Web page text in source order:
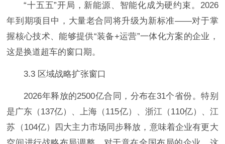
“十五五”开局，新能源、智能化成为硬约束。2026
年到期项目中，大量老合同将升级为新标准——对于掌
握核心技术、能够提供“装备+运营”一体化方案的企业，
这是换道超车的窗口期。
3.3 区域战略扩张窗口
2026年释放的2500亿合同，分布在31个省份。特别
是广东（137亿）、上海（115亿）、浙江（110亿）、江
苏（104亿）四大主力市场同步释放，意味着企业有更大